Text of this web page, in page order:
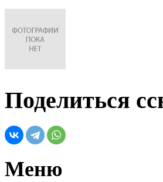
Поделиться
Меню